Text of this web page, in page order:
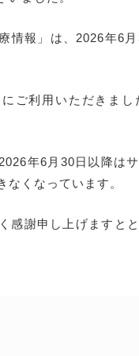
情報」は、2026年6
ご利用いただきま
年6月30日以降は
なくなっています。
感謝申し上げますと